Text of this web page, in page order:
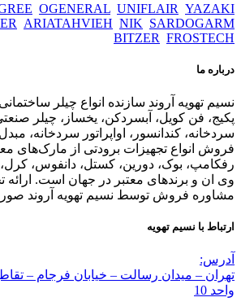
OGENERAL UNIFLAIR YAZAKI
ARIATAHVIEH NIK SARDOGARM
BITZER FROSTECH
درباره ما
نسیم تهویه آروند سازنده انواع چیلر
پکیج، فن کویل، آبسردکن، یخساز، چیلر
سردخانه، کندانسور، اواپراتور سردخانه،
فروش انواع تجهیزات برودتی از مارک‌های
رفکامپ، بوک، دورین، کستل، دانفوس،
وی ان و برندهای معتبر در جهان است.
مشاوره فروش توسط نسیم تهویه آروند
ارتباط با نسیم تهویه
آدرس:
واحد 10